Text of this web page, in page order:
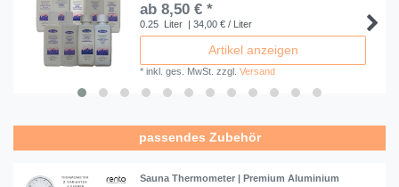
ab 8,50 € *
0.25 Liter | 34,00 € / Liter
Artikel anzeigen
*inkl. ges. MwSt. zzgl.Versand
passendes Zubehör
Sauna Thermometer | Premium Aluminium